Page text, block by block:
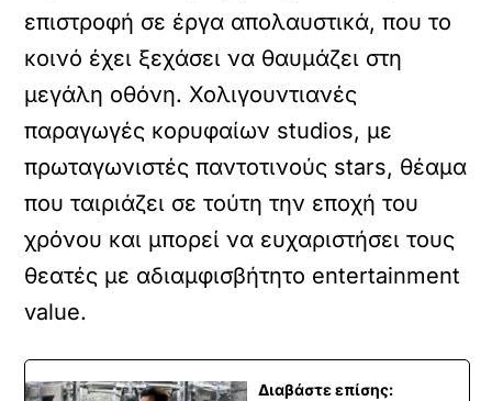
επιστροφή σε έργα απολαυστικά, που το
κοινό έχει ξεχάσει να θαυμάζει στη
μεγάλη οθόνη. Χολιγουντιανές
παραγωγές κορυφαίων studios, με
πρωταγωνιστές παντοτινούς stars, θέαμα
που ταιριάζει σε τούτη την εποχή του
χρόνου και μπορεί να ευχαριστήσει τους
θεατές με αδιαμφισβήτητο entertainment
value.
Διαβάστε επίσης: